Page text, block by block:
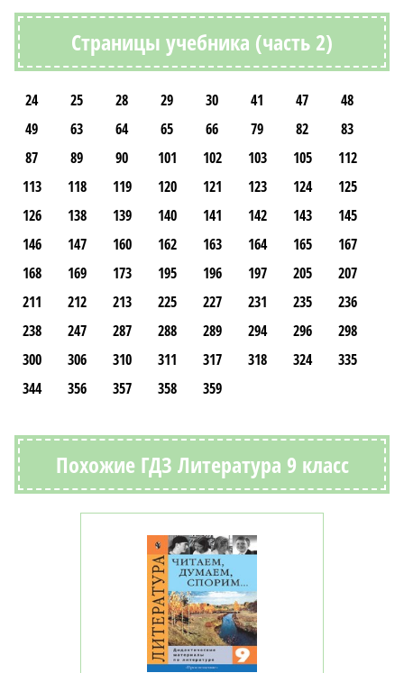
Страницы учебника (часть 2)
24 25 28 29 30 41 47
48
49
63 64 65 66 79 82
83
87
89 90 101 102 103 105
112
113
118 119 120 121 123 124
125
126
138 139 140 141 142 143
145
146
147 160 162 163 164 165
167
168
169 173 195 196 197 205
207
211
212 213 225 227 231 235
236
238
247 287 288 289 294 296
298
300
306 310 311 317 318 324
335
344
356 357 358 359
Похожие ГДЗ Литература 9 класс